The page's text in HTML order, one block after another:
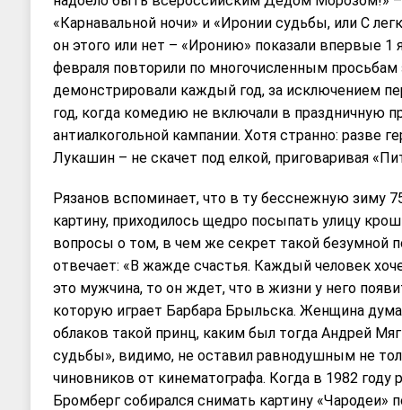
«Карнавальной ночи» и «Иронии судьбы, или С
он этого или нет – «Иронию» показали впервые 1
февраля повторили по многочисленным просьбам
демонстрировали каждый год, за исключением
год, когда комедию не включали в праздничную
антиалкогольной кампании. Хотя странно: разве
Лукашин – не скачет под елкой, приговаривая
Рязанов вспоминает, что в ту бесснежную зиму
картину, приходилось щедро посыпать улицу
вопросы о том, в чем же секрет такой безумной
отвечает: «В жажде счастья. Каждый человек
это мужчина, то он ждет, что в жизни у него
которую играет Барбара Брыльска. Женщина
облаков такой принц, каким был тогда Андрей
судьбы», видимо, не оставил равнодушным не
чиновников от кинематографа. Когда в 1982 году
Бромберг собирался снимать картину «Чародеи»